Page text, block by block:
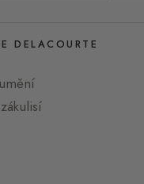
DELACOURTE